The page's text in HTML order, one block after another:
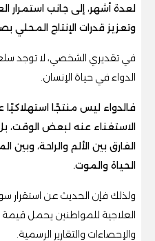
لعدة أشهر، إلى جانب استمرار
وتعزيز قدرات الإنتاج المحلي
في تقديري الشخصي، لا توجد
الدواء في حياة الإنسان.
فالدواء ليس منتجًا استهلاكيًا
الاستغناء عنه لبعض الوقت،
الفارق بين الألم والراحة، وبين
الحياة والموت.
ولذلك فإن الحديث عن استقرار
العلاجية للمواطنين يحمل قيمة
والإحصاءات والتقارير الرسمية.